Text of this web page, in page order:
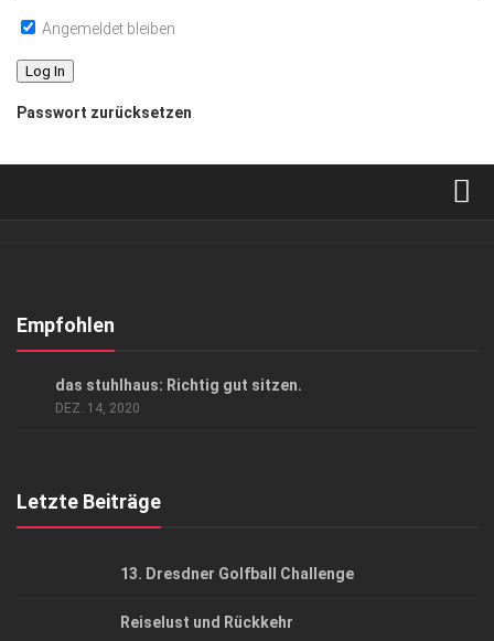
Angemeldet bleiben
Passwort zurücksetzen
Kontakt, Impressum
Empfohlen
das stuhlhaus: Richtig gut sitzen.
DEZ. 14, 2020
Letzte Beiträge
13. Dresdner Golfball Challenge
Reiselust und Rückkehr